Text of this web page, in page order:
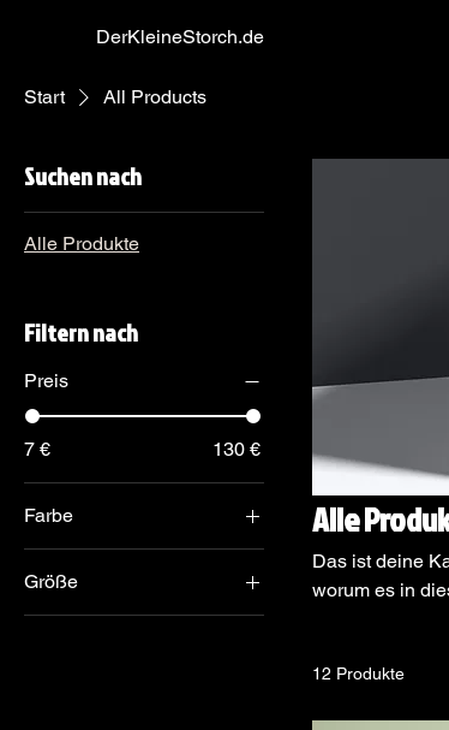
DerKleineStorch.de
Start All Products
Suchen nach
Alle Produkte
Filtern nach
Preis
7 € 130 €
Farbe
Größe
250 ml
Alle
Das ist deine
worum es in
12 Produkte